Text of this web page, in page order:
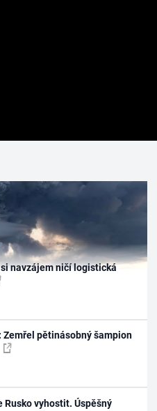
navzájem ničí logistická
pětinásobný šampion
Rusko vyhostit. Úspěšný